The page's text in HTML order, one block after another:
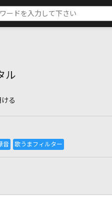
ル
る